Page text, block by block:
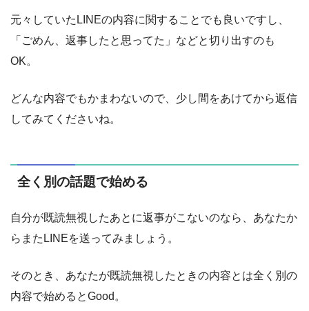
元々していたLINEの内容に関することでも良いですし、
「ごめん、返事したと思ってた」などと切り出すのも
OK。
どんな内容でもかまわないので、少し間をあけてから返信
してみてくださいね。
全く別の話題で始める
自分が既読無視したあとに返事がこないのなら、あなたか
らまたLINEを送ってみましょう。
そのとき、あなたが既読無視したときの内容とは全く別の
内容で始めるとGood。